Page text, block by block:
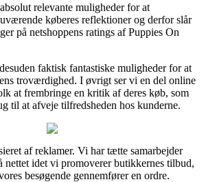
relevante muligheder for at
køberes reflektioner og derfor slår
på netshoppens ratings af Puppies On
faktisk fantastiske muligheder for at
troværdighed. I øvrigt ser vi en del online
at frembringe en kritik af deres køb, som
til at afveje tilfredsheden hos kunderne.
af reklamer. Vi har tætte samarbejder
nettet idet vi promoverer butikkernes tilbud,
besøgende gennemfører en ordre.